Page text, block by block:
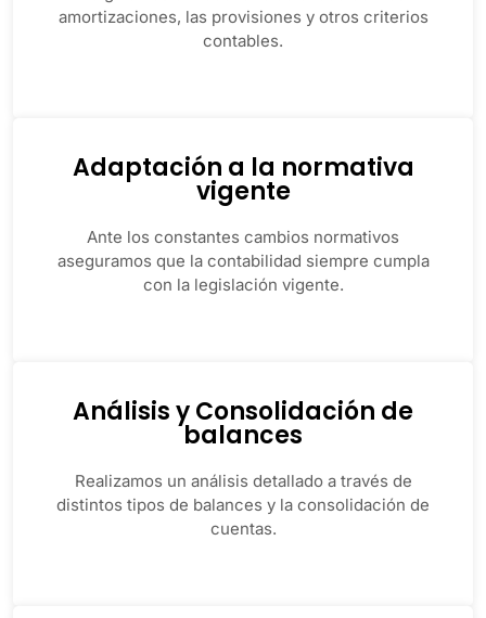
amortizaciones, las provisiones y otros criterios
contables.
Adaptación a la normativa
vigente
Ante los constantes cambios normativos
aseguramos que la contabilidad siempre cumpla
con la legislación vigente.
Análisis y Consolidación de
balances
Realizamos un análisis detallado a través de
distintos tipos de balances y la consolidación de
cuentas.